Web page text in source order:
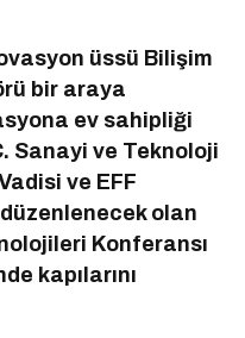
üssü Bilişim
bir araya
ev sahipliği
Sanayi ve Teknoloji
ve EFF
olan
Konferansı
kapılarını